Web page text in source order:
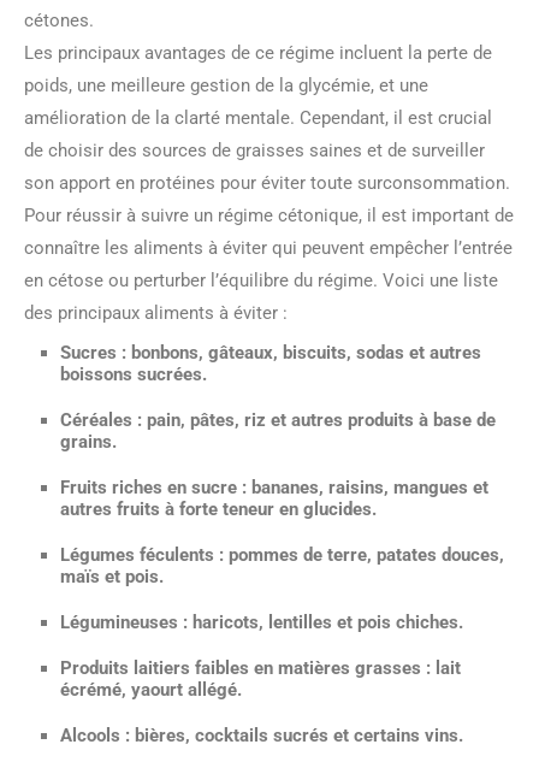
cétones.
Les principaux avantages de ce régime incluent la perte de
poids, une meilleure gestion de la glycémie, et une
amélioration de la clarté mentale. Cependant, il est crucial
de choisir des sources de graisses saines et de surveiller
son apport en protéines pour éviter toute surconsommation.
Pour réussir à suivre un régime cétonique, il est important de
connaître les aliments à éviter qui peuvent empêcher l’entrée
en cétose ou perturber l’équilibre du régime. Voici une liste
des principaux aliments à éviter :
Sucres : bonbons, gâteaux, biscuits, sodas et autres
boissons sucrées.
Céréales : pain, pâtes, riz et autres produits à base de
grains.
Fruits riches en sucre : bananes, raisins, mangues et
autres fruits à forte teneur en glucides.
Légumes féculents : pommes de terre, patates douces,
maïs et pois.
Légumineuses : haricots, lentilles et pois chiches.
Produits laitiers faibles en matières grasses : lait
écrémé, yaourt allégé.
Alcools : bières, cocktails sucrés et certains vins.